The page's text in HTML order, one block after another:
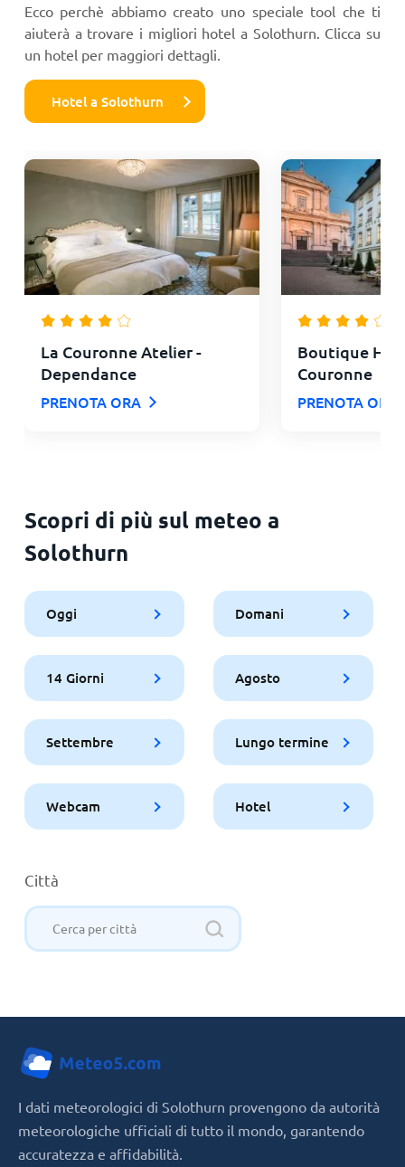
Ecco perchè abbiamo creato uno speciale tool che ti
aiuterà a trovare i migliori hotel a Solothurn. Clicca su
un hotel per maggiori dettagli.
Hotel a Solothurn
La Couronne Atelier -
Dependance
PRENOTA ORA
Boutique
Couronne
PRENOTA ORA
Scopri di più sul meteo a
Solothurn
Oggi Domani
14 Giorni Agosto
Settembre Lungo termine
Webcam Hotel
Città
I dati meteorologici di Solothurn provengono da autorità
meteorologiche ufficiali di tutto il mondo, garantendo
accuratezza e affidabilità.